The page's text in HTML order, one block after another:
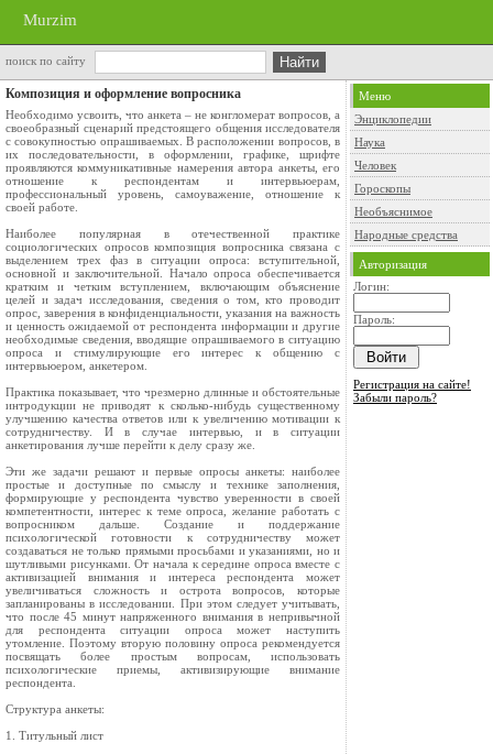
Murzim
поиск по сайту
Композиция и оформление вопросника
Необходимо усвоить, что анкета – не конгломерат вопросов, а
своеобразный сценарий предстоящего общения исследователя
с совокупностью опрашиваемых. В расположении вопросов, в
их последовательности, в оформлении, графике, шрифте
проявляются коммуникативные намерения автора анкеты, его
отношение к респондентам и интервьюерам,
профессиональный уровень, самоуважение, отношение к
своей работе.
Наиболее популярная в отечественной практике
социологических опросов композиция вопросника связана с
выделением трех фаз в ситуации опроса: вступительной,
основной и заключительной. Начало опроса обеспечивается
кратким и четким вступлением, включающим объяснение
целей и задач исследования, сведения о том, кто проводит
опрос, заверения в конфиденциальности, указания на важность
и ценность ожидаемой от респондента информации и другие
необходимые сведения, вводящие опрашиваемого в ситуацию
опроса и стимулирующие его интерес к общению с
интервьюером, анкетером.
Практика показывает, что чрезмерно длинные и обстоятельные
интродукции не приводят к сколько-нибудь существенному
улучшению качества ответов или к увеличению мотивации к
сотрудничеству. И в случае интервью, и в ситуации
анкетирования лучше перейти к делу сразу же.
Эти же задачи решают и первые опросы анкеты: наиболее
простые и доступные по смыслу и технике заполнения,
формирующие у респондента чувство уверенности в своей
компетентности, интерес к теме опроса, желание работать с
вопросником дальше. Создание и поддержание
психологической готовности к сотрудничеству может
создаваться не только прямыми просьбами и указаниями, но и
шутливыми рисунками. От начала к середине опроса вместе с
активизацией внимания и интереса респондента может
увеличиваться сложность и острота вопросов, которые
запланированы в исследовании. При этом следует учитывать,
что после 45 минут напряженного внимания в непривычной
для респондента ситуации опроса может наступить
утомление. Поэтому вторую половину опроса рекомендуется
посвящать более простым вопросам, использовать
психологические приемы, активизирующие внимание
респондента.
Структура анкеты:
1. Титульный лист
Меню
Энциклопедии
Наука
Человек
Гороскопы
Необъяснимое
Народные средства
Авторизация
Логин:
Пароль:
Регистрация на сайте!
Забыли пароль?